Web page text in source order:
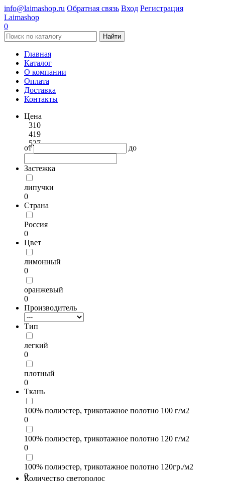
info@laimashop.ru Обратная связь Вход Регистрация
Laimashop
0
Найти
Главная
Каталог
О компании
Оплата
Доставка
Контакты
Цена
310
419
527
от до
Застежка
липучки
0
Страна
Россия
0
Цвет
лимонный
0
оранжевый
0
Производитель
Тип
легкий
0
плотный
0
Ткань
100% полиэстер, трикотажное полотно 100 г/м2
0
100% полиэстер, трикотажное полотно 120 г/м2
0
100% полиэстер, трикотажное полотно 120гр./м2
0
Количество светополос